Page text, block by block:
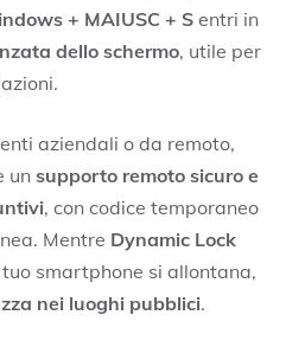
+ MAIUSC + Sentri in
dello schermo, utile per
aziendali o da remoto,
un supporto remoto sicuro e
, con codice temporaneo
Mentre Dynamic Lock
smartphone si allontana,
nei luoghi pubblici.